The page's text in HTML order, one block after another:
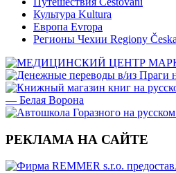
Культура Kultura
Европа Evropa
Регионы Чехии Regiony Česka
РЕКЛАМА НА САЙТЕ